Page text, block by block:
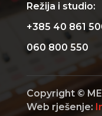
Režija i studio:
+385 40 861
060 800 550
Copyright ©
Web rješenje: